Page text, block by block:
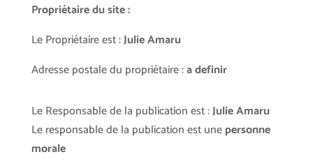
Propriétaire du site :
Le Propriétaire est :Julie Amaru
Adresse postale du propriétaire :a definir
Le Responsable de la publication est :Julie Amaru
Le responsable de la publication est unepersonne
morale